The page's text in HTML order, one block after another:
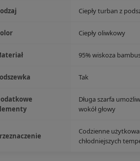
Ciepły turban z
Ciepły oliwkowy
95% wiskoza
Tak
Długa szarfa
wokół głowy
Codzienne
chłodniejszych